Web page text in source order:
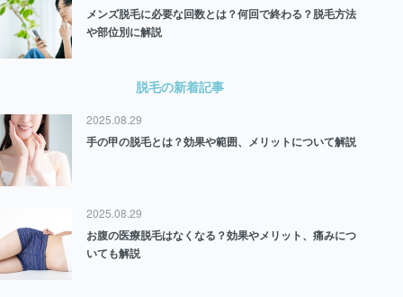
メンズ脱毛に必要な回数とは？何回で終わる？脱毛方法
や部位別に解説
脱毛の新着記事
2025.08.29
手の甲の脱毛とは？効果や範囲、メリットについて解説
2025.08.29
お腹の医療脱毛はなくなる？効果やメリット、痛みにつ
いても解説